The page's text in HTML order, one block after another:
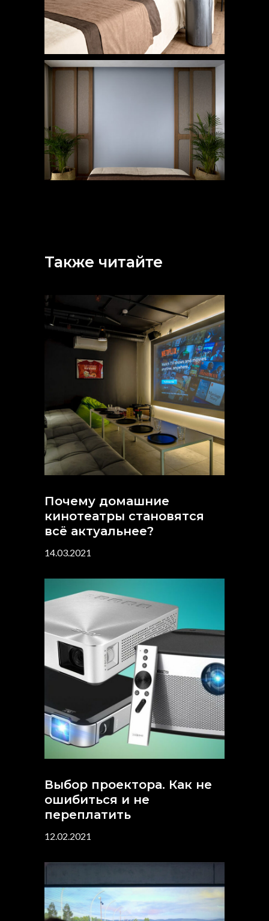
Также читайте
Почему домашние
кинотеатры становятся
всё актуальнее?
14.03.2021
Выбор проектора. Как не
ошибиться и не
переплатить
12.02.2021